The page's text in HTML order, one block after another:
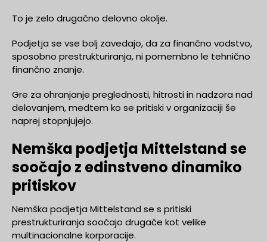
To je zelo drugačno delovno okolje.
Podjetja se vse bolj zavedajo, da za finančno vodstvo,
sposobno prestrukturiranja, ni pomembno le tehnično
finančno znanje.
Gre za ohranjanje preglednosti, hitrosti in nadzora nad
delovanjem, medtem ko se pritiski v organizaciji še
naprej stopnjujejo.
Nemška podjetja Mittelstand se
soočajo z edinstveno dinamiko
pritiskov
Nemška podjetja Mittelstand se s pritiski
prestrukturiranja soočajo drugače kot velike
multinacionalne korporacije.